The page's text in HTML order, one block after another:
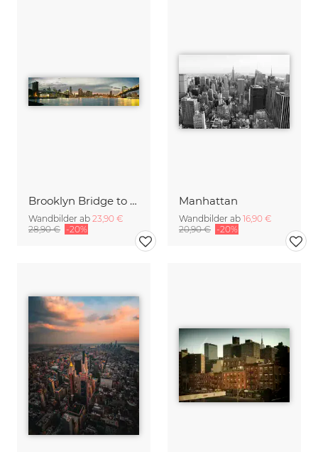
Brooklyn Bridge to Manhattan Bridge Panorama
Wandbilder ab 23,90 €
28,90 € -20%
Manhattan
Wandbilder ab 16,90 €
20,90 € -20%